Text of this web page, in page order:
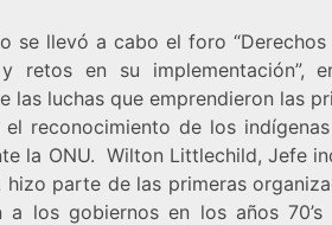
se llevó a cabo el foro
retos en su implementación”,
las luchas que emprendieron las
reconocimiento de los
la ONU. Wilton Littlechild, Jefe
parte de las primeras
a los gobiernos en los años